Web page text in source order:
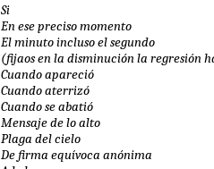
Si
En ese preciso momento
El minuto incluso el segundo
(fijaos en la disminución la regresión
Cuando apareció
Cuando aterrizó
Cuando se abatió
Mensaje de lo alto
Plaga del cielo
De firma equívoca anónima